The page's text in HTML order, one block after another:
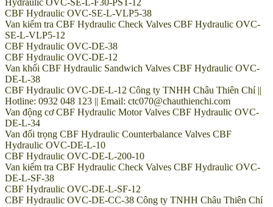
CBF Hydraulic OVC-SE-L-VLP5-38
Van kiểm tra CBF Hydraulic Check Valves CBF Hydraulic OVC-
SE-L-VLP5-12
CBF Hydraulic OVC-DE-38
CBF Hydraulic OVC-DE-12
Van khối CBF Hydraulic Sandwich Valves CBF Hydraulic OVC-
DE-L-38
CBF Hydraulic OVC-DE-L-12 Công ty TNHH Châu Thiên Chí ||
Hotline: 0932 048 123 || Email: ctc070@chauthienchi.com
Van động cơ CBF Hydraulic Motor Valves CBF Hydraulic OVC-
DE-L-34
Van đối trọng CBF Hydraulic Counterbalance Valves CBF
Hydraulic OVC-DE-L-10
CBF Hydraulic OVC-DE-L-200-10
Van kiểm tra CBF Hydraulic Check Valves CBF Hydraulic OVC-
DE-L-SF-38
CBF Hydraulic OVC-DE-L-SF-12
CBF Hydraulic OVC-DE-CC-38 Công ty TNHH Châu Thiên Chí